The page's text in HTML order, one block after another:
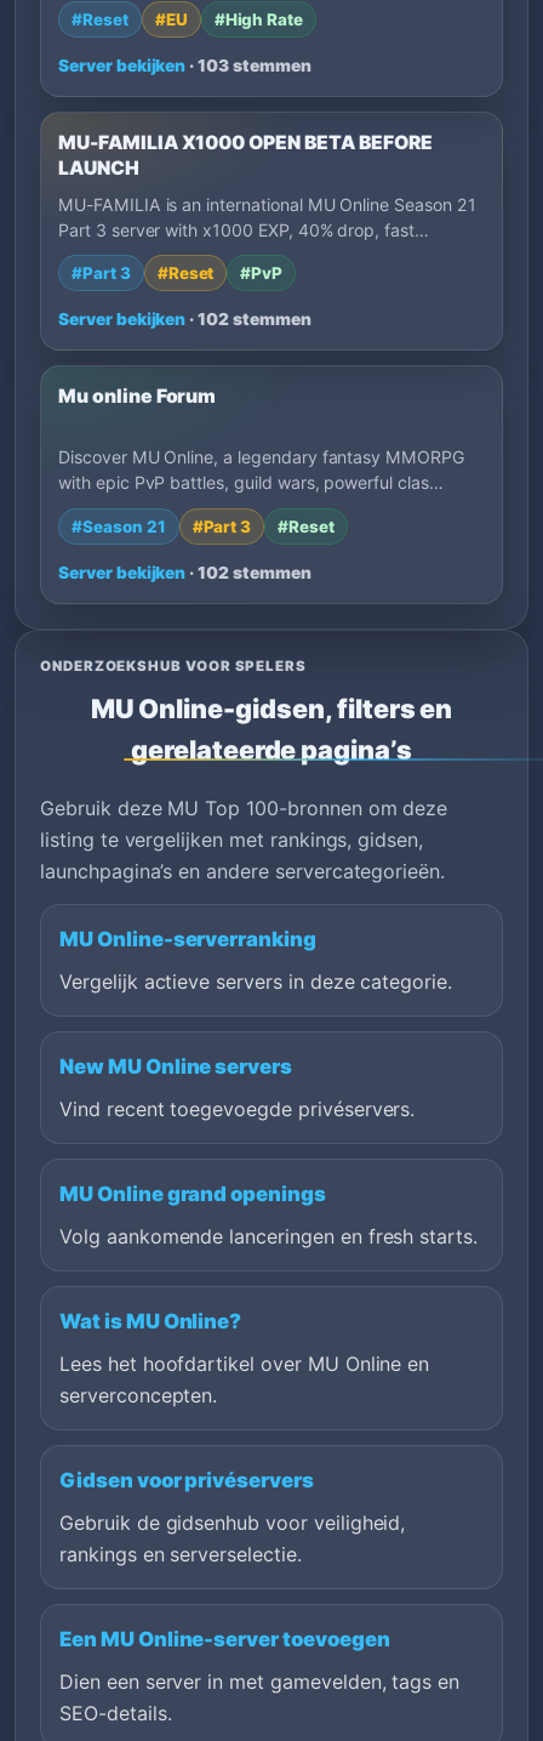
#Reset #EU #High Rate
Server bekijken · 103 stemmen
MU-FAMILIA X1000 OPEN BETA BEFORE
LAUNCH
MU-FAMILIA is an international MU Online Season 21
Part 3 server with x1000 EXP, 40% drop, fast…
#Part 3 #Reset #PvP
Server bekijken · 102 stemmen
Mu online Forum
Discover MU Online, a legendary fantasy MMORPG
with epic PvP battles, guild wars, powerful clas…
#Season 21 #Part 3 #Reset
Server bekijken · 102 stemmen
ONDERZOEKSHUB VOOR SPELERS
MU Online-gidsen, filters en
gerelateerde pagina’s
Gebruik deze MU Top 100-bronnen om deze
listing te vergelijken met rankings, gidsen,
launchpagina’s en andere servercategorieën.
MU Online-serverranking
Vergelijk actieve servers in deze categorie.
New MU Online servers
Vind recent toegevoegde privéservers.
MU Online grand openings
Volg aankomende lanceringen en fresh starts.
Wat is MU Online?
Lees het hoofdartikel over MU Online en
serverconcepten.
Gidsen voor privéservers
Gebruik de gidsenhub voor veiligheid,
rankings en serverselectie.
Een MU Online-server toevoegen
Dien een server in met gamevelden, tags en
SEO-details.